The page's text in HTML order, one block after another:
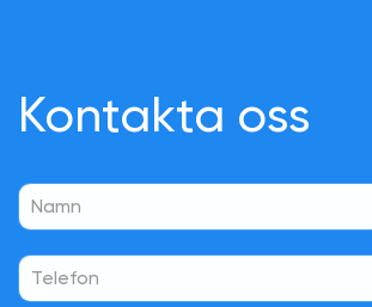
Kontakta oss